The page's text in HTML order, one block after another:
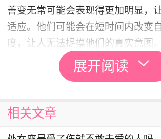
善变无常可能会表现得更加明显，
适应。他们可能会在短时间内改变
度，让人无法捉摸他们的真实意图
易让人感到不安和困惑，从而对双
展开阅读
相关文章